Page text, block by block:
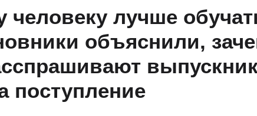
лучше
объяснили,
поступление